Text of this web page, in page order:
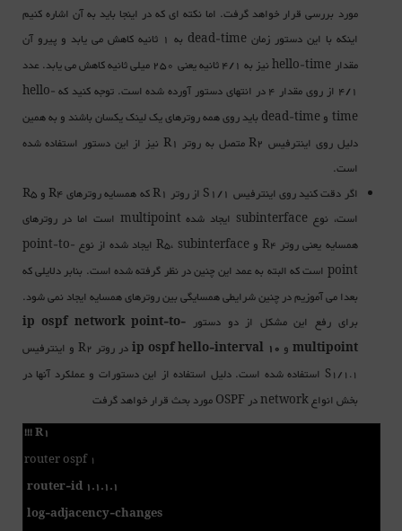
مورد بررسی قرار خواهد گرفت. اما نکته ای که در اینجا باید به آن اشاره کنیم
اینکه با این دستور زمانdead-time
به 1 ثانیه کاهش می یابد و پیرو آن
مقدارhello-time
نیز به 4/1 ثانیه یعنی 250 میلی ثانیه کاهش می یابد. عدد
4/1 از روی مقدار 4 در انتهای دستور آورده شده است. توجه کنید که
hello-
time و
باید روی همه روترهای یک لینک یکسان باشند و به همین
دلیل روی اینترفیس R2 متصل به روتر R1 نیز از این دستور استفاده شده
است.
اگر دقت کنید روی اینترفیس S1/1 از روتر R1 که همسایه روترهای R4 و R5
است، نوعsubinterface ایجاد شده multipoint است اما در روترهای
همسایه یعنی روتر R4 و R5، subinterface ایجاد شده از نوع point-to-
point است که البته به عمد این چنین در نظر گرفته شده است. بنابر دلایلی که
بعدا می آموزیم در چنین شرایطی همسایگی بین روترهای همسایه ایجاد نمی شود.
برای رفع این مشکل از دو دستور ip ospf network point-to-
multipoint و ip ospf hello-interval 10در روتر R2 و اینترفیس
S1/1.1 استفاده شده است. دلیل استفاده از این دستورات و عملکرد آنها در
بخش انواعnetwork درOSPFمورد بحث قرار خواهد گرفت
!!! R1
router ospf 1
router-id 1.1.1.1
log-adjacency-changes